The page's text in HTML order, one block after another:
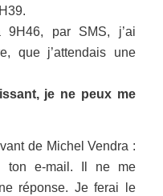
9H46, par SMS, j’ai
que j’attendais une
je ne peux me
de Michel Vendra :
ton e-mail. Il ne me
réponse. Je ferai le